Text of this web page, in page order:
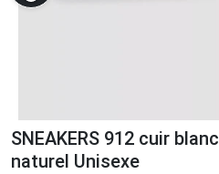
SNEAKERS 912 cuir blanc
naturel Unisexe